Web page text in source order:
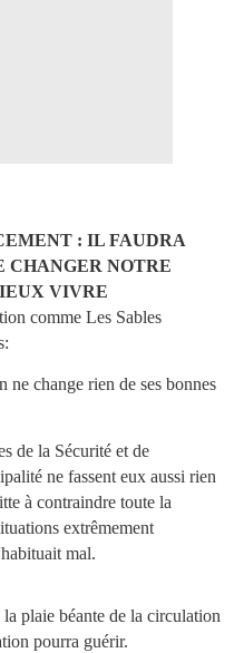
: IL FAUDRA
CHANGER NOTRE
VIVRE
comme Les Sables
ne change rien de ses bonnes
de la Sécurité et de
ne fassent eux aussi rien
à contraindre toute la
extrêmement
mal.
plaie béante de la circulation
pourra guérir.